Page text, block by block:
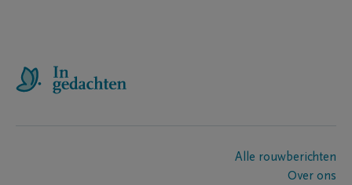
Alle rouwberichten
Over ons